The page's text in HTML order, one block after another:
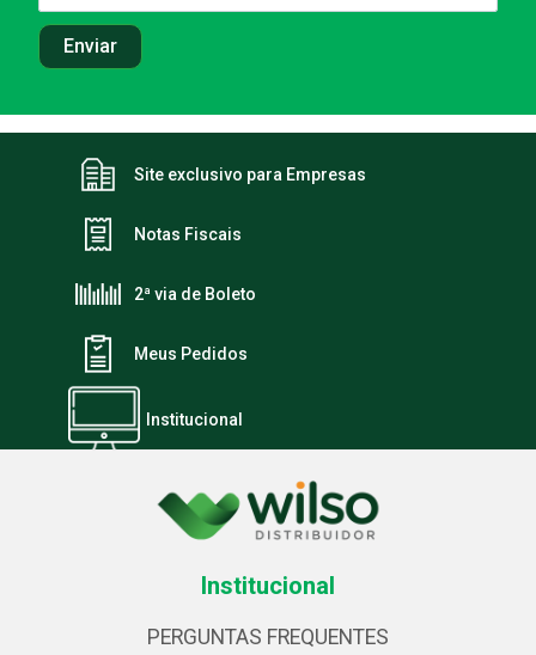
Site exclusivo para Empresas
Notas Fiscais
2ª via de Boleto
Meus Pedidos
Institucional
Institucional
PERGUNTAS FREQUENTES